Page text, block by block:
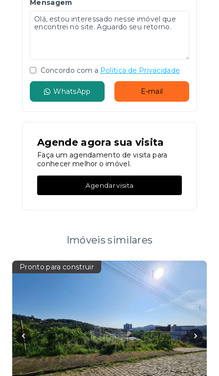
Mensagem
Concordo com a Política de Privacidade
WhatsApp E-mail
Agende agora sua visita
Faça um agendamento de visita para
conhecer melhor o imóvel.
Agendar visita
Imóveis similares
Pronto para construir